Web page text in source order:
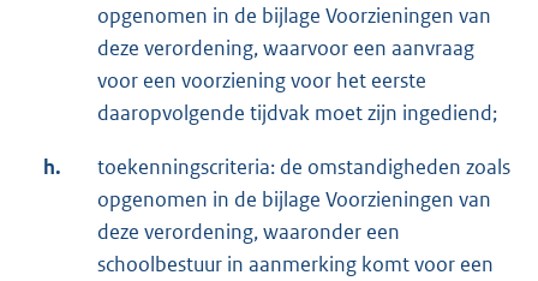
opgenomen in de bijlage Voorzieningen van
deze verordening, waarvoor een aanvraag
voor een voorziening voor het eerste
daaropvolgende tijdvak moet zijn ingediend;
h.
toekenningscriteria: de omstandigheden zoals
opgenomen in de bijlage Voorzieningen van
deze verordening, waaronder een
schoolbestuur in aanmerking komt voor een